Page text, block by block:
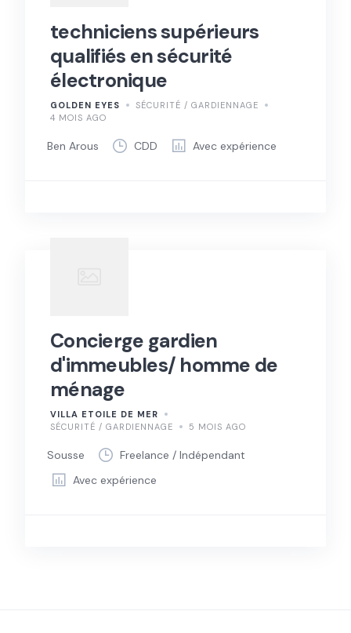
techniciens supérieurs
qualifiés en sécurité
électronique
GOLDEN EYES
SÉCURITÉ / GARDIENNAGE
4 MOIS AGO
Ben Arous CDD Avec expérience
Concierge gardien
d'immeubles/ homme de
ménage
VILLA ETOILE DE MER
SÉCURITÉ / GARDIENNAGE
5 MOIS AGO
Sousse
Freelance / Indépendant
Avec expérience